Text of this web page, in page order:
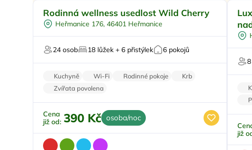
Koupací sud
Polopenze
Pro svatby a oslavy
Rodinná wellness usedlost Wild Cherry
Heřmanice 176, 46401 Heřmanice
24 osob 18 lůžek + 6 přistýlek 6 pokojů
Kuchyně Wi-Fi Rodinné pokoje
Krb
Zvířata povolena
Cena
již od: 390 Kč osoba/noc
Pro
již